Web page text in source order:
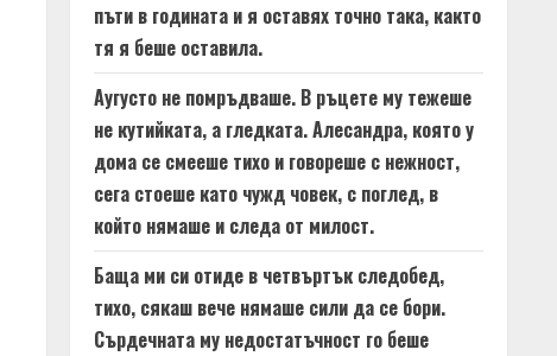
пъти в годината и я оставях точно така, както
тя я беше оставила.
Аугусто не помръдваше. В ръцете му тежеше
не кутийката, а гледката. Алесандра, която у
дома се смееше тихо и говореше с нежност,
сега стоеше като чужд човек, с поглед, в
който нямаше и следа от милост.
Баща ми си отиде в четвъртък следобед,
тихо, сякаш вече нямаше сили да се бори.
Сърдечната му недостатъчност го беше